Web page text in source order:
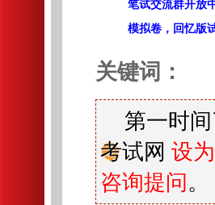
笔试交流群开放
模拟卷，回忆版
关键词：
第一时
考试网 设
咨询提问 。